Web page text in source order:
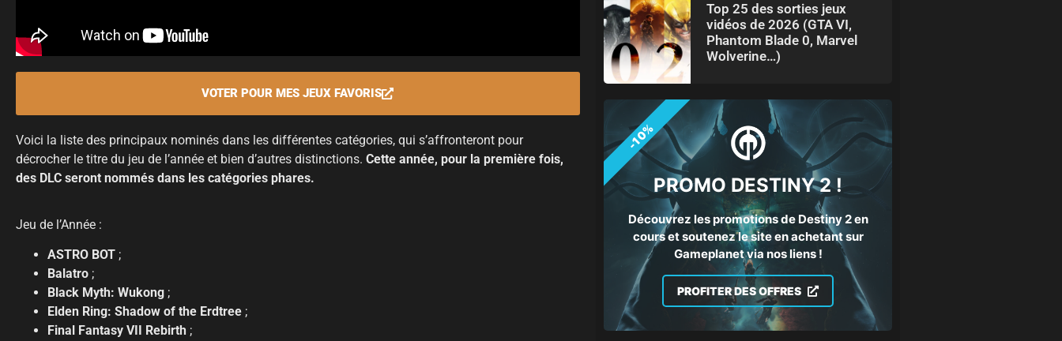
VOTER POUR MES JEUX FAVORIS
Voici la liste des principaux nominés dans les différentes catégories, qui s’affronteront pour
décrocher le titre du jeu de l’année et bien d’autres distinctions. Cette année, pour la première fois,
des DLC seront nommés dans les catégories phares.
Jeu de l’Année :
ASTRO BOT ;
Balatro ;
Black Myth: Wukong ;
Elden Ring: Shadow of the Erdtree ;
Final Fantasy VII Rebirth ;
Top 25 des sorties jeux
vidéos de 2026 (GTA VI,
Phantom Blade 0, Marvel
Wolverine…)
PROMO DESTINY 2 !
Découvrez les promotions de Destiny 2 en
cours et soutenez le site en achetant sur
Gameplanet via nos liens !
PROFITER DES OFFRES
-10%